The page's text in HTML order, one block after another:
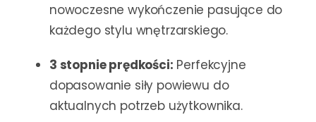
nowoczesne wykończenie pasujące do
każdego stylu wnętrzarskiego.
3 stopnie prędkości: Perfekcyjne
dopasowanie siły powiewu do
aktualnych potrzeb użytkownika.